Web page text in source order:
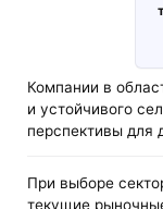
Компании в
и устойчивого
перспективы для
При выборе
текущие